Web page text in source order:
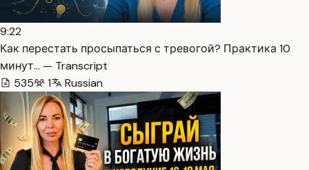
9:22
Как перестать просыпаться с тревогой? Практика 10
минут… — Transcript
535
1 Russian